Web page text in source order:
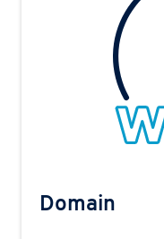
Domain